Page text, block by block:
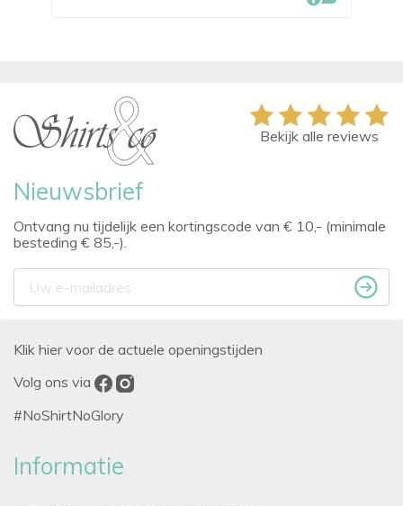
Nieuwsbrief
Ontvang nu tijdelijk een kortingscode van € 10,- (minimale
besteding € 85,-).
Bekijk alle reviews
Klik hier voor de actuele openingstijden
Volg ons via
#NoShirtNoGlory
Informatie